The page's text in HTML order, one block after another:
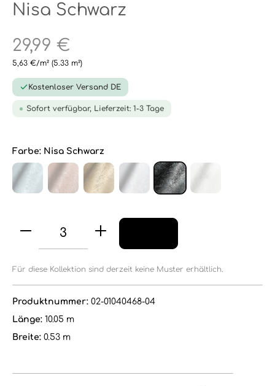
Nisa Schwarz
29,99 €
5,63 €/m² (5.33 m²)
Kostenloser Versand DE
Sofort verfügbar, Lieferzeit: 1-3 Tage
Farbe: Nisa Schwarz
Für diese Kollektion sind derzeit keine Muster erhältlich.
Produktnummer: 02-01040468-04
Länge: 10.05 m
Breite: 0.53 m